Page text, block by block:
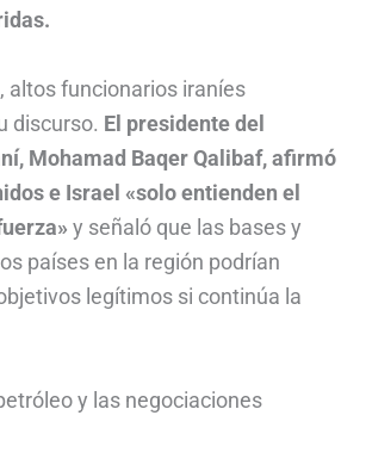
altos funcionarios iraníes
discurso. El presidente del
Mohamad Baqer Qalibaf, afirmó
e Israel «solo entienden el
y señaló que las bases y
países en la región podrían
legítimos si continúa la
y las negociaciones